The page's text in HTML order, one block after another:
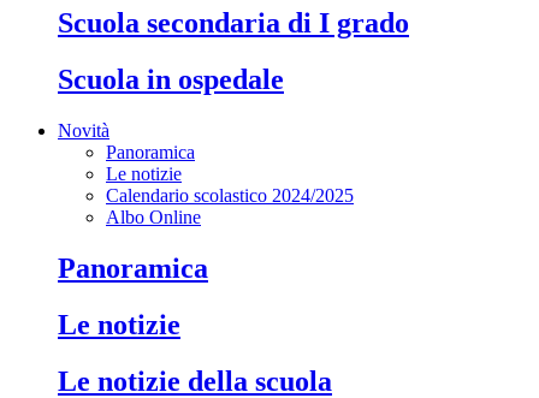
Scuola secondaria di I grado
Scuola in ospedale
Novità
Panoramica
Le notizie
Calendario scolastico 2024/2025
Albo Online
Panoramica
Le notizie
Le notizie della scuola